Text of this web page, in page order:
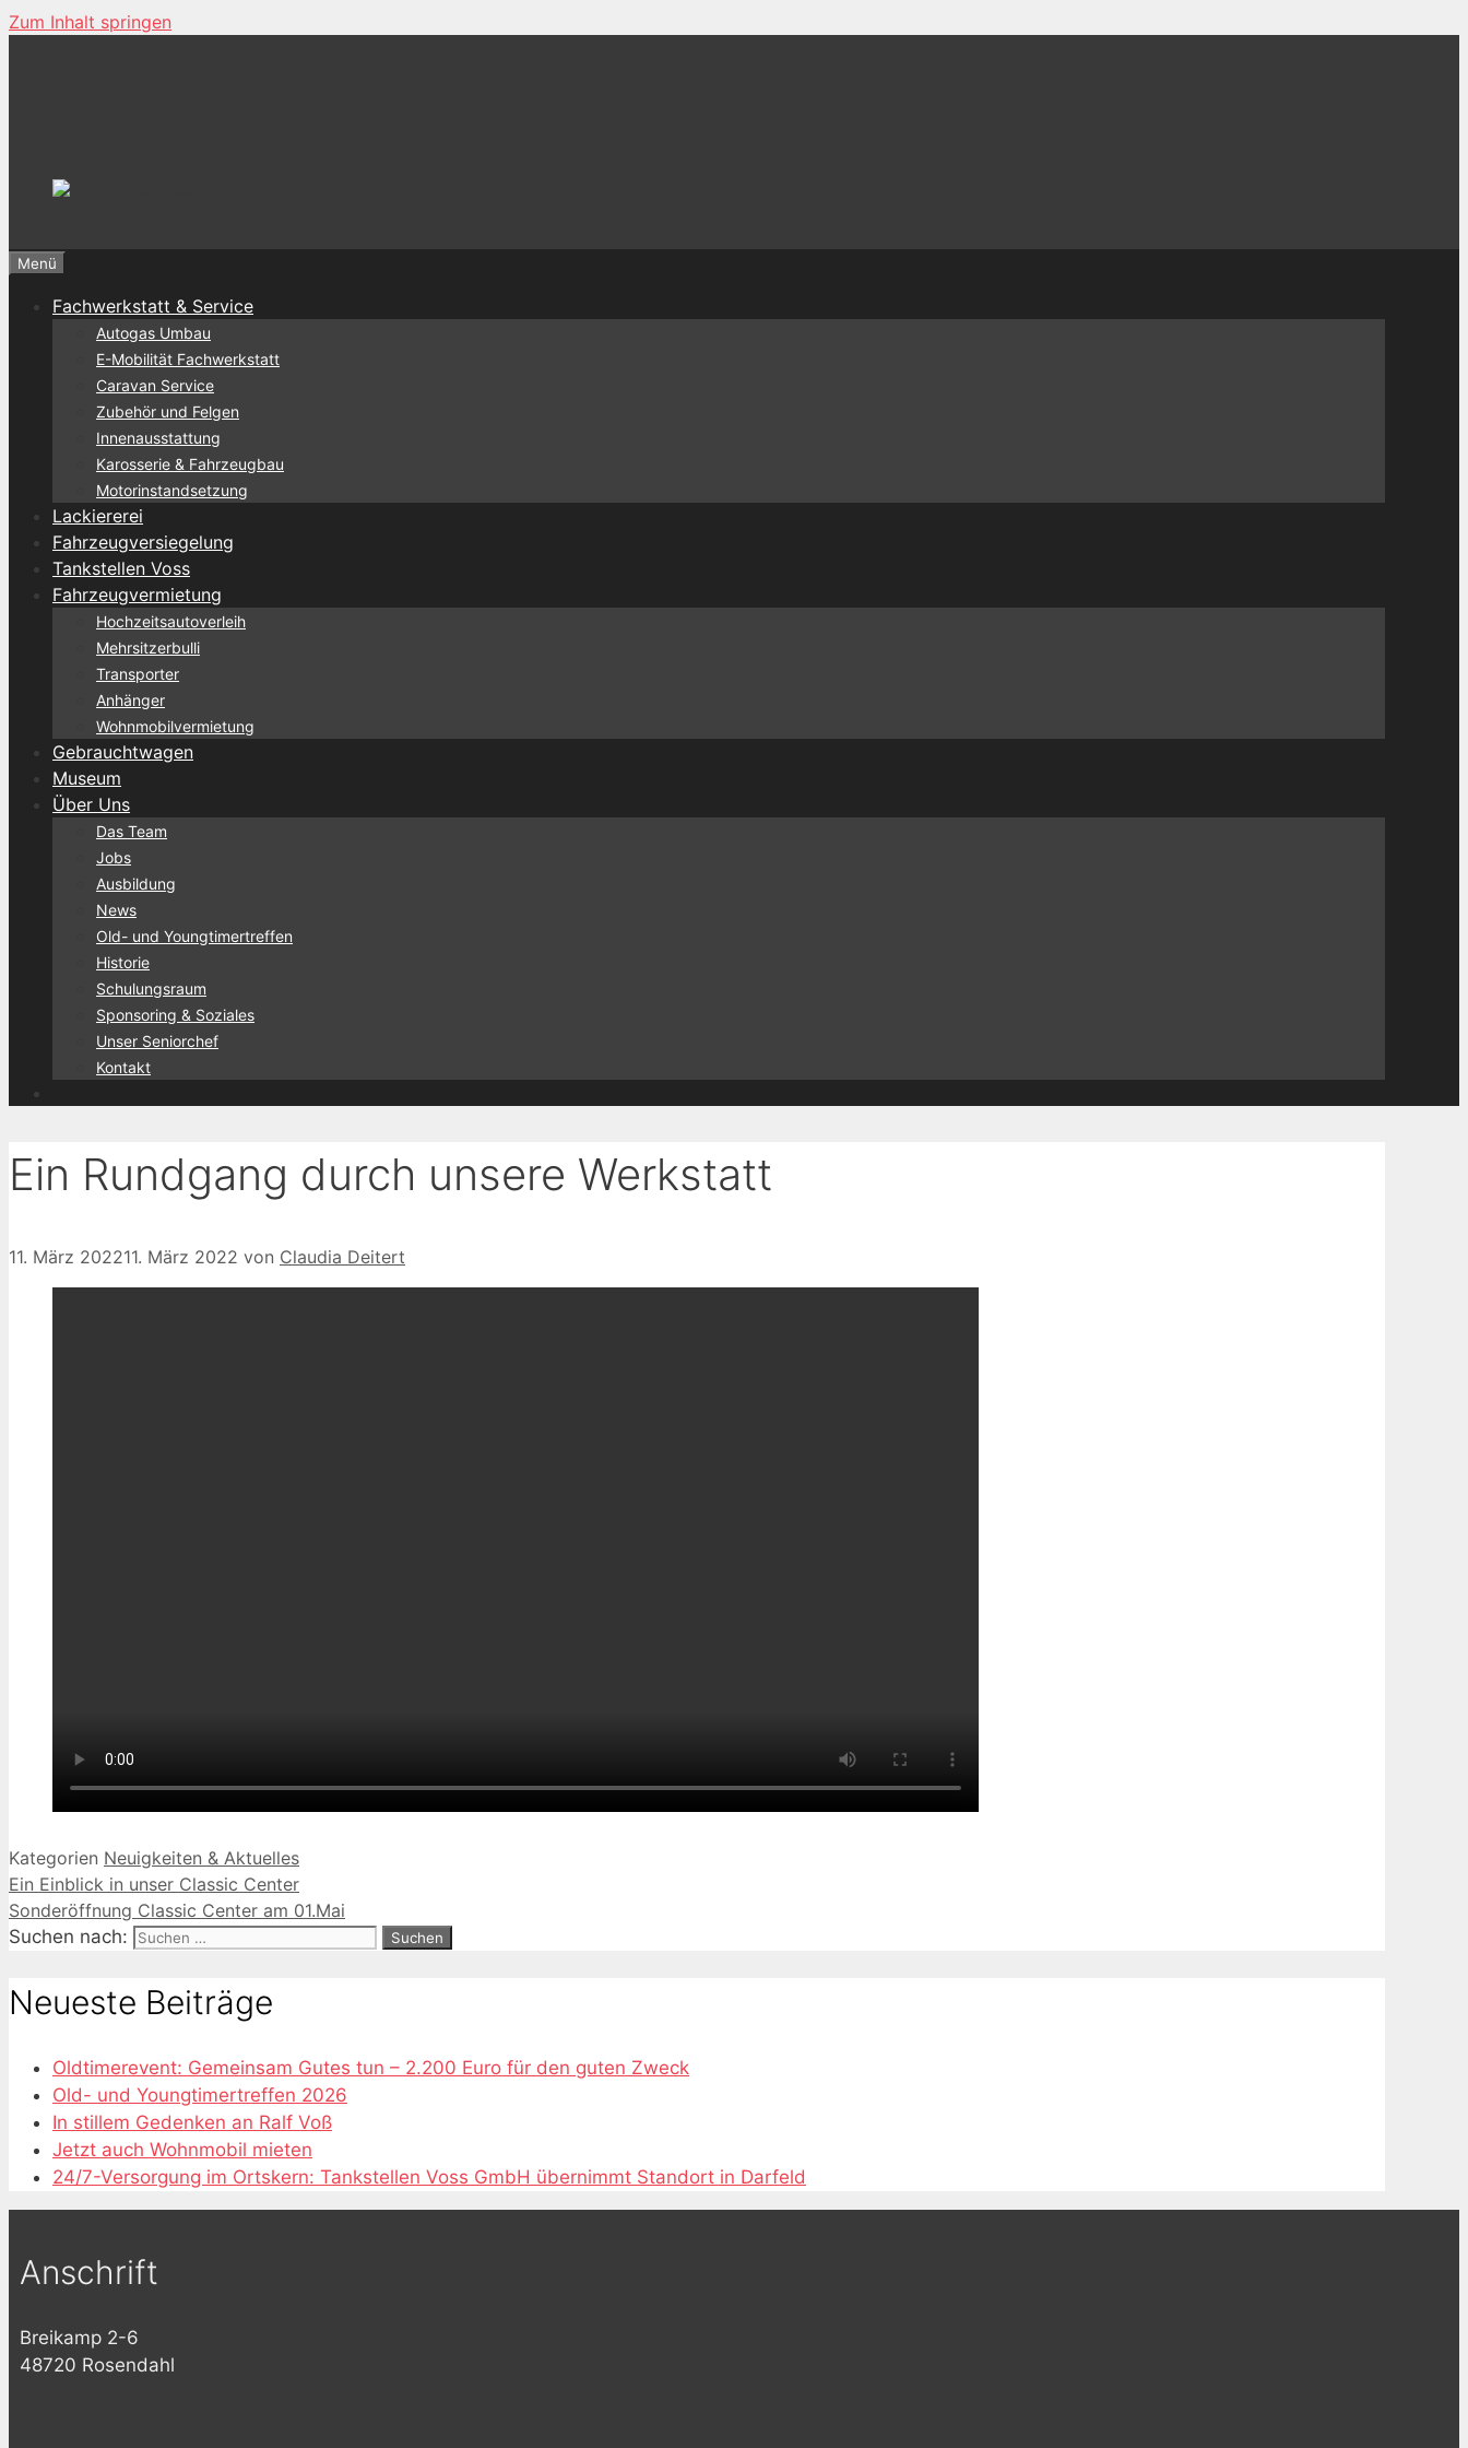
Zum Inhalt springen
Menü
Fachwerkstatt & Service
Autogas Umbau
E-Mobilität Fachwerkstatt
Caravan Service
Zubehör und Felgen
Innenausstattung
Karosserie & Fahrzeugbau
Motorinstandsetzung
Lackiererei
Fahrzeugversiegelung
Tankstellen Voss
Fahrzeugvermietung
Hochzeitsautoverleih
Mehrsitzerbulli
Transporter
Anhänger
Wohnmobilvermietung
Gebrauchtwagen
Museum
Über Uns
Das Team
Jobs
Ausbildung
News
Old- und Youngtimertreffen
Historie
Schulungsraum
Sponsoring & Soziales
Unser Seniorchef
Kontakt
Ein Rundgang durch unsere Werkstatt
11. März 202211. März 2022 von Claudia Deitert
Kategorien Neuigkeiten & Aktuelles
Ein Einblick in unser Classic Center
Sonderöffnung Classic Center am 01.Mai
Suchen nach:
Neueste Beiträge
Oldtimerevent: Gemeinsam Gutes tun – 2.200 Euro für den guten Zweck
Old- und Youngtimertreffen 2026
In stillem Gedenken an Ralf Voß
Jetzt auch Wohnmobil mieten
24/7-Versorgung im Ortskern: Tankstellen Voss GmbH übernimmt Standort in Darfeld
Anschrift
Breikamp 2-6
48720 Rosendahl